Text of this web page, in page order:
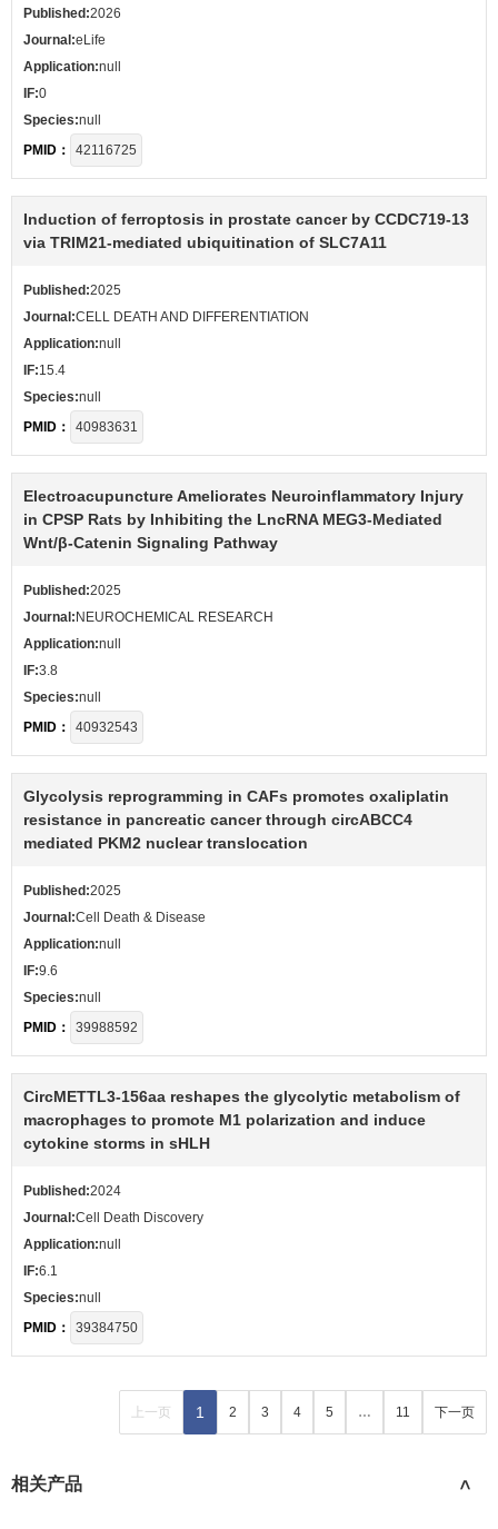
Published:2026
Journal:eLife
Application:null
IF:0
Species:null
PMID：
42116725
Induction of ferroptosis in prostate cancer by CCDC719-13
via TRIM21-mediated ubiquitination of SLC7A11
Published:2025
Journal:CELL DEATH AND DIFFERENTIATION
Application:null
IF:15.4
Species:null
PMID：
40983631
Electroacupuncture Ameliorates Neuroinflammatory Injury
in CPSP Rats by Inhibiting the LncRNA MEG3-Mediated
Wnt/β-Catenin Signaling Pathway
Published:2025
Journal: NEUROCHEMICAL RESEARCH
Application:null
IF:3.8
Species:null
PMID：
40932543
Glycolysis reprogramming in CAFs promotes oxaliplatin
resistance in pancreatic cancer through circABCC4
mediated PKM2 nuclear translocation
Published:2025
Journal:Cell Death & Disease
Application:null
IF:9.6
Species:null
PMID：
39988592
CircMETTL3-156aa reshapes the glycolytic metabolism of
macrophages to promote M1 polarization and induce
cytokine storms in sHLH
Published:2024
Journal:Cell Death Discovery
Application:null
IF:6.1
Species:null
PMID：
39384750
上一页 1 2 3 4 5 … 11 下一页
相关产品 >